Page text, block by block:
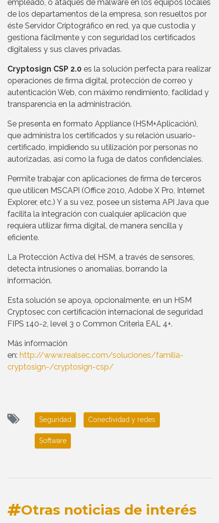
empleado, o ataques de malware en los equipos locales
de los departamentos de la empresa, son resueltos por
éste Servidor Criptográfico en red, ya que custodia y
gestiona fácilmente y con seguridad los certificados
digitaless y sus claves privadas.
Cryptosign CSP 2.0 es la solución perfecta para realizar
operaciones de firma digital, protección de correo y
autenticación Web, con máximo rendimiento, facilidad y
transparencia en la administración.
Se presenta en formato Appliance (HSM+Aplicación),
que administra los certificados y su relación usuario-
certificado, impidiendo su utilización por personas no
autorizadas, así como la fuga de datos confidenciales.
Permite trabajar con aplicaciones de firma de terceros
que utilicen MSCAPI (Office 2010, Adobe X Pro, Internet
Explorer, etc.) Y a su vez, posee un sistema API Java que
facilita la integración con cualquier aplicación que
requiera utilizar firma digital, de manera sencilla y
eficiente.
La Protección Activa del HSM, a través de sensores,
detecta intrusiones o anomalías, borrando la
información.
Esta solución se apoya, opcionalmente, en un HSM
Cryptosec con certificación internacional de seguridad
FIPS 140-2, level 3 o Common Criteria EAL 4+.
Más información
en: http://www.realsec.com/soluciones/familia-
cryptosign-/cryptosign-csp/
Seguridad Conectividad y redes
Software
Otras noticias de interés